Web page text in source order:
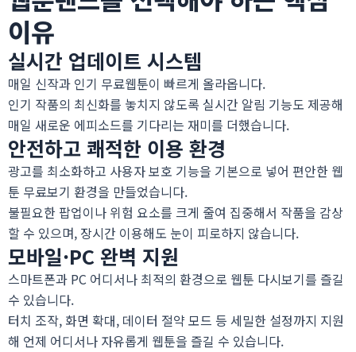
이유
실시간 업데이트 시스템
매일 신작과 인기 무료웹툰이 빠르게 올라옵니다.
인기 작품의 최신화를 놓치지 않도록 실시간 알림 기능도 제공해
매일 새로운 에피소드를 기다리는 재미를 더했습니다.
안전하고 쾌적한 이용 환경
광고를 최소화하고 사용자 보호 기능을 기본으로 넣어 편안한 웹
툰 무료보기 환경을 만들었습니다.
불필요한 팝업이나 위험 요소를 크게 줄여 집중해서 작품을 감상
할 수 있으며, 장시간 이용해도 눈이 피로하지 않습니다.
모바일·PC 완벽 지원
스마트폰과 PC 어디서나 최적의 환경으로 웹툰 다시보기를 즐길
수 있습니다.
터치 조작, 화면 확대, 데이터 절약 모드 등 세밀한 설정까지 지원
해 언제 어디서나 자유롭게 웹툰을 즐길 수 있습니다.